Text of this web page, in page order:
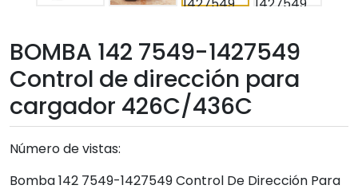
BOMBA 142 7549-1427549
Control de dirección para
cargador 426C/436C
Número de vistas:
Bomba 142 7549-1427549 Control De Dirección Para